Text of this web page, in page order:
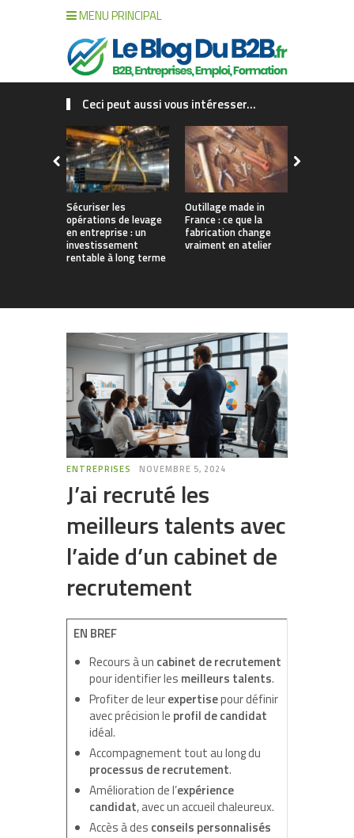
MENU PRINCIPAL
Ceci peut aussi vous intéresser...
Sécuriser les
opérations de levage
en entreprise : un
investissement
rentable à long terme
Outillage made in
France : ce que la
fabrication change
vraiment en atelier
ENTREPRISES NOVEMBRE 5, 2024
J’ai recruté les
meilleurs talents avec
l’aide d’un cabinet de
recrutement
EN BREF
Recours à un cabinet de recrutement
pour identifier les meilleurs talents.
Profiter de leurexpertisepour définir
avec précision le profil de candidat
idéal.
Accompagnement tout au long du
processus de recrutement.
Amélioration de l’expérience
candidat, avec un accueil chaleureux.
Accès à des conseils personnalisés